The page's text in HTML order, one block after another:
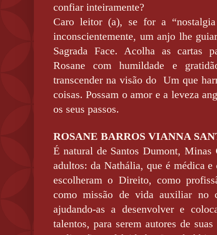
confiar inteiramente?
Caro leitor (a), se for a
inconscientemente, um anjo lhe
Sagrada Face. Acolha as cartas
Rosane com humildade e
transcender na visão do Um que
coisas. Possam o amor e a leveza
os seus passos.
ROSANE BARROS VIANNA
É natural de Santos Dumont, Minas
adultos: da Nathália, que é médica
escolheram o Direito, como
como missão de vida auxiliar no
ajudando-as a desenvolver e
talentos, para serem autores de